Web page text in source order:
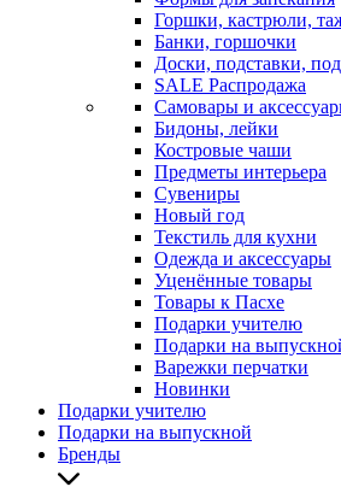
Горшки, кастрюли,
Банки, горшочки
Доски, подставки,
SALE Распродажа
Самовары и
Бидоны, лейки
Костровые чаши
Предметы интерьера
Сувениры
Новый год
Текстиль для кухни
Одежда и аксессуары
Уценённые товары
Товары к Пасхе
Подарки учителю
Подарки на
Варежки перчатки
Новинки
Подарки учителю
Подарки на выпускной
Бренды